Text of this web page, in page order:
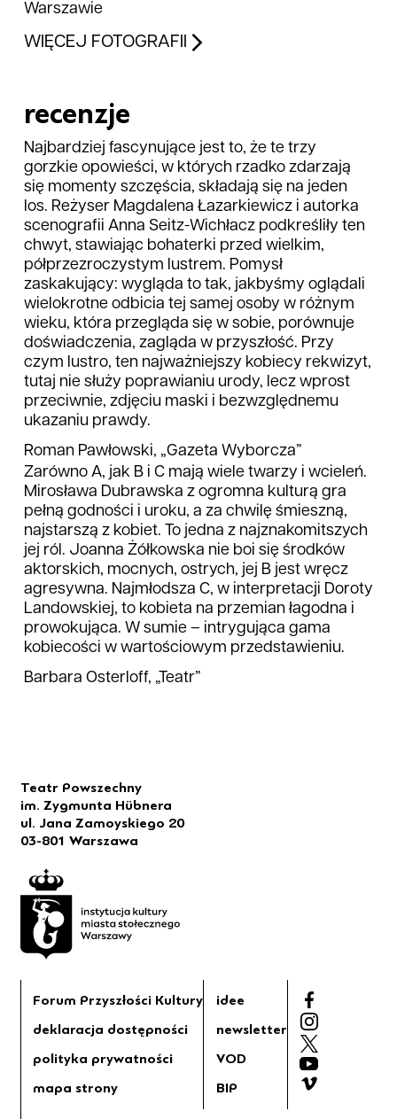
Warszawie
WIĘCEJ FOTOGRAFII
recenzje
Najbardziej fascynujące jest to, że te trzy
gorzkie opowieści, w których rzadko zdarzają
się momenty szczęścia, składają się na jeden
los. Reżyser Magdalena Łazarkiewicz i autorka
scenografii Anna Seitz-Wichłacz podkreśliły ten
chwyt, stawiając bohaterki przed wielkim,
półprzezroczystym lustrem. Pomysł
zaskakujący: wygląda to tak, jakbyśmy oglądali
wielokrotne odbicia tej samej osoby w różnym
wieku, która przegląda się w sobie, porównuje
doświadczenia, zagląda w przyszłość. Przy
czym lustro, ten najważniejszy kobiecy rekwizyt,
tutaj nie służy poprawianiu urody, lecz wprost
przeciwnie, zdjęciu maski i bezwzględnemu
ukazaniu prawdy.
Roman Pawłowski, „Gazeta Wyborcza”
Zarówno A, jak B i C mają wiele twarzy i wcieleń.
Mirosława Dubrawska z ogromna kulturą gra
pełną godności i uroku, a za chwilę śmieszną,
najstarszą z kobiet. To jedna z najznakomitszych
jej ról. Joanna Żółkowska nie boi się środków
aktorskich, mocnych, ostrych, jej B jest wręcz
agresywna. Najmłodsza C, w interpretacji Doroty
Landowskiej, to kobieta na przemian łagodna i
prowokująca. W sumie – intrygująca gama
kobiecości w wartościowym przedstawieniu.
Barbara Osterloff, „Teatr”
Teatr Powszechny
im. Zygmunta Hübnera
ul. Jana Zamoyskiego 20
03-801 Warszawa
Forum Przyszłości Kultury
deklaracja dostępności
polityka prywatności
mapa strony
idee
newsletter
VOD
BIP